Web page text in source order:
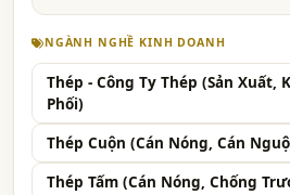
NGÀNH NGHỀ KINH DOANH
Thép - Công Ty Thép (Sản Xuất,
Phối)
Thép Cuộn (Cán Nóng, Cán
Thép Tấm (Cán Nóng, Chống